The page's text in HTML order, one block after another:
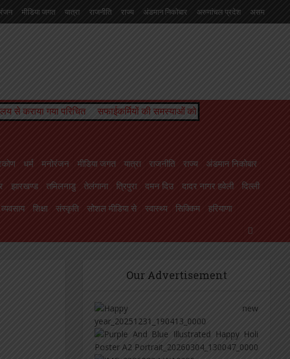
मीडिया जगत यात्रा राजनीति राज्य अंडमान निकोबार अरुणांचल प्रदेश असम
से कराया गया परिचित सफाईकर्मियों की समस्याओं को लेकर डीपीआरओ से मिले
धर्म मनोरंजन मीडिया जगत यात्रा राजनीति राज्य
अंडमान निकोबार
झारखण्ड तमिलनाडु तेलंगाना त्रिपुरा दमन दिउ दादर नागर हवेली
दिल्ली
व्यवसाय शिक्षा संस्कृति सोशल मीडिया से स्वास्थ्य सिक्किम
हरियाणा
Our Advertisement